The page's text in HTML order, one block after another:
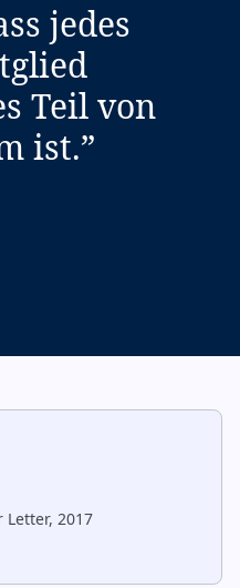
jedes
Teil von
ist.”
Letter, 2017